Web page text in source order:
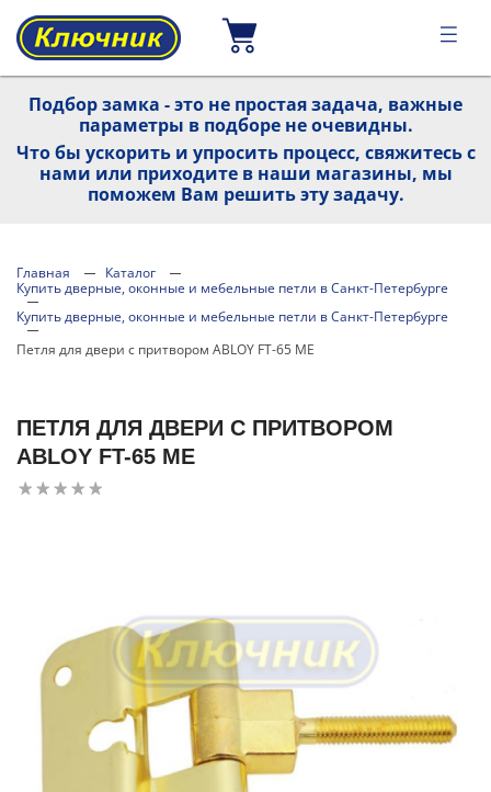
Подбор замка - это не простая задача, важные
параметры в подборе не очевидны.
Что бы ускорить и упросить процесс, свяжитесь с
нами или приходите в наши магазины, мы
поможем Вам решить эту задачу.
Главная
Каталог
Купить дверные, оконные и мебельные петли в Санкт-Петербурге
Купить дверные, оконные и мебельные петли в Санкт-Петербурге
Петля для двери с притвором ABLOY FT-65 ME
ПЕТЛЯ ДЛЯ ДВЕРИ С ПРИТВОРОМ
ABLOY FT-65 ME